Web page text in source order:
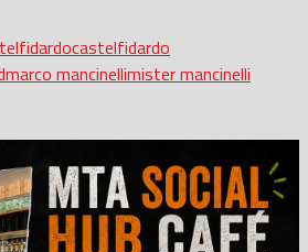
castelfidardo
marco mancinellimister mancinelli